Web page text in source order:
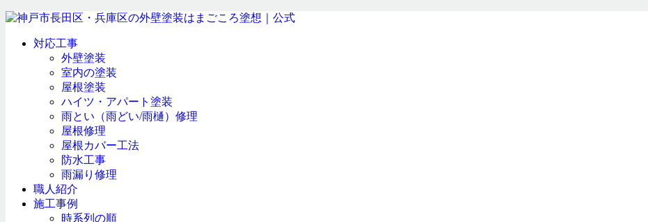
対応工事
外壁塗装
室内の塗装
屋根塗装
ハイツ・アパート塗装
雨とい（雨どい/雨樋）修理
屋根修理
屋根カバー工法
防水工事
雨漏り修理
職人紹介
施工事例
時系列の順